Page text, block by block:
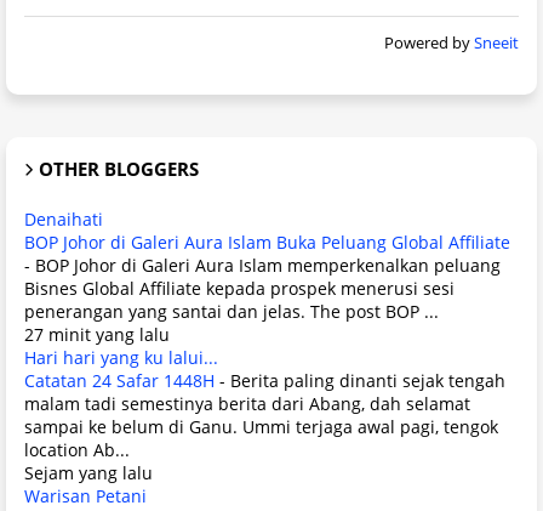
Powered bySneeit
OTHER BLOGGERS
Denaihati
BOP Johor di Galeri Aura Islam Buka Peluang Global Affiliate
- BOP Johor di Galeri Aura Islam memperkenalkan peluang
Bisnes Global Affiliate kepada prospek menerusi sesi
penerangan yang santai dan jelas. The post BOP ...
27 minit yang lalu
Hari hari yang ku lalui...
Catatan 24 Safar 1448H - Berita paling dinanti sejak tengah
malam tadi semestinya berita dari Abang, dah selamat
sampai ke belum di Ganu. Ummi terjaga awal pagi, tengok
location Ab...
Sejam yang lalu
Warisan Petani